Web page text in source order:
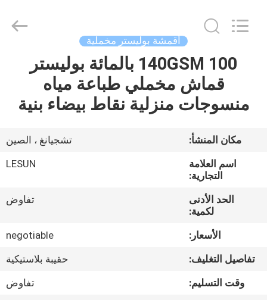
الصفحة
الرئيسية
معلومات
المعمل
Technology
CO.,LTD.
أقمشة بوليستر مخملية
140GSM 100 بالمائة بوليستر
قماش مخملي طباعة مياه
منسوجات منزلية نقاط بيضاء بنية
مكان المنشأ:
تشجيانغ ، الصين
اسم العلامة
التجارية:
LESUN
الحد الأدنى
لكمية:
تفاوض
الأسعار:
negotiable
تفاصيل التغليف:
حقيبة بلاستيكية
وقت التسليم:
تفاوض